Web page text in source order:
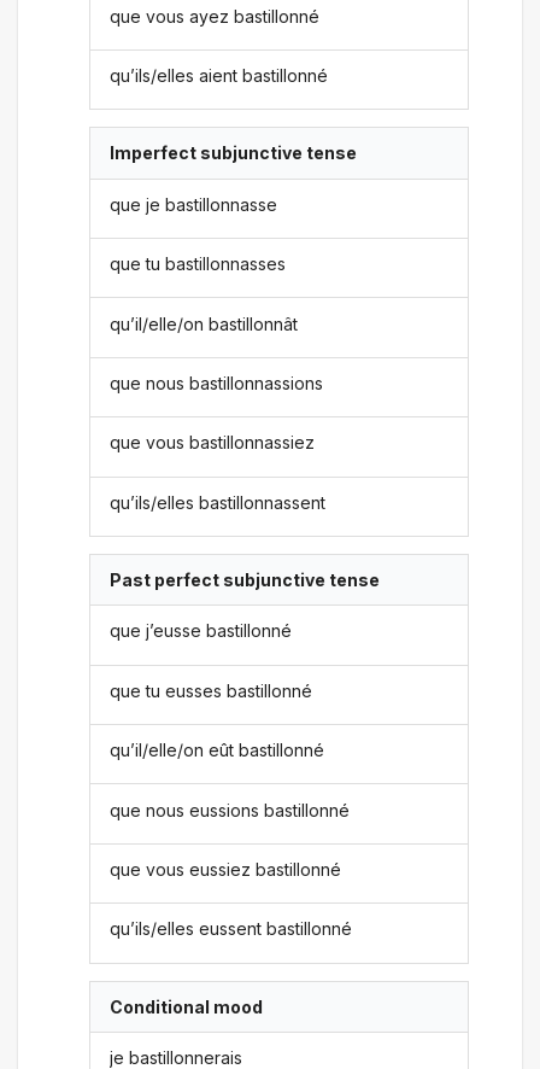
que vous ayez bastillonné
qu’ils/elles aient bastillonné
Imperfect subjunctive tense
que je bastillonnasse
que tu bastillonnasses
qu’il/elle/on bastillonnât
que nous bastillonnassions
que vous bastillonnassiez
qu’ils/elles bastillonnassent
Past perfect subjunctive tense
que j’eusse bastillonné
que tu eusses bastillonné
qu’il/elle/on eût bastillonné
que nous eussions bastillonné
que vous eussiez bastillonné
qu’ils/elles eussent bastillonné
Conditional mood
je bastillonnerais